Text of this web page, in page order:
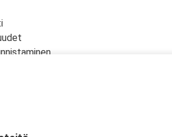
vuotta. Tulityökortti on voimassa